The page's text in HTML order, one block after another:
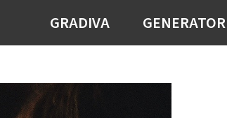
GRADIVA GENERATOR